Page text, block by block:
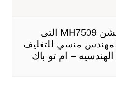
غطاء – طبه – الاندكشن MH7509 التى
منسي للتغليف
– ام تو باك